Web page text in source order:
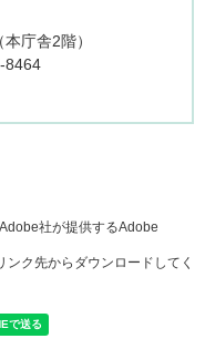
庁舎2階）
8464
社が提供するAdobe
ク先からダウンロードしてく